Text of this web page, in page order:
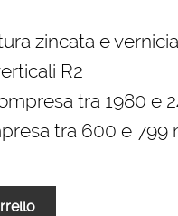
€.
attuale
è:
2.228,00 €.
zincata e
R2
tra 1980 e
tra 600 e 799